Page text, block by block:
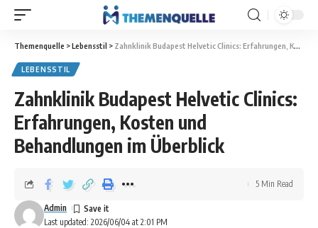
Themenquelle >Lebensstil > Zahnklinik Budapest Helvetic Clinics: Erfahrungen, Kosten und Behandlungen im Überblick
LEBENSSTIL
Zahnklinik Budapest Helvetic Clinics:
Erfahrungen, Kosten und
Behandlungen im Überblick
Last updated: 2026/06/04 at 2:01 PM
Admin
5 Min Read